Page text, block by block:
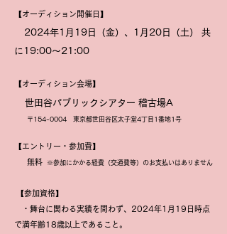
【オーディション開催日】
2024年1月19日（金）、1月20日（土） 共
に1 9:00～21:00
【オーディション会場】
世田谷パブリックシアター 稽古場A
〒1 54-0004 東京都世田谷区太子堂4丁目1番地1号
【エントリー・参加費】
無料
※参加にかかる経費（交通費等）のお支払いはありません
【参加資格】
・舞台に関わる実績を問わず、2024年1月19日時点
で満年齢18歳以上であること。